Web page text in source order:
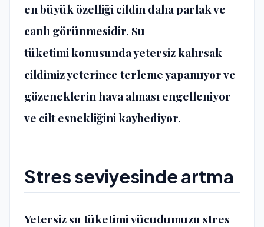
en büyük özelliği cildin daha parlak ve
canlı görünmesidir. Su
tüketimikonusunda yetersiz kalırsak
cildimiz yeterince terleme yapamıyor ve
gözeneklerin hava alması engelleniyor
ve cilt esnekliğini kaybediyor.
Stres seviyesinde artma
Yetersiz su tüketimivücudumuzu stres